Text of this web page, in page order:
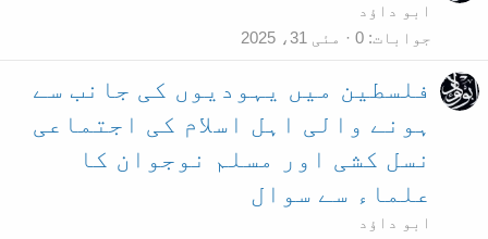
ابو داؤد
جوابات 0 مئی 31، 2025
فلسطین میں یہودیوں کی جانب سے
ہونے والی اہل اسلام کی اجتماعی
نسل کشی اور مسلم نوجوان کا
علماء سے سوال
ابو داؤد